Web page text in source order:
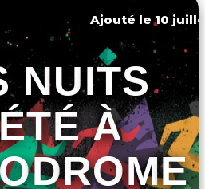
Ajouté le 10
NUITS
À